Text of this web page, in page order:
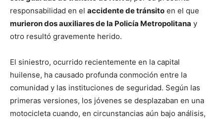
responsabilidad en el accidente de tránsito en el que
murieron dos auxiliares de la Policía Metropolitana y
otro resultó gravemente herido.
El siniestro, ocurrido recientemente en la capital
huilense, ha causado profunda conmoción entre la
comunidad y las instituciones de seguridad. Según las
primeras versiones, los jóvenes se desplazaban en una
motocicleta cuando, en circunstancias aún bajo análisis,